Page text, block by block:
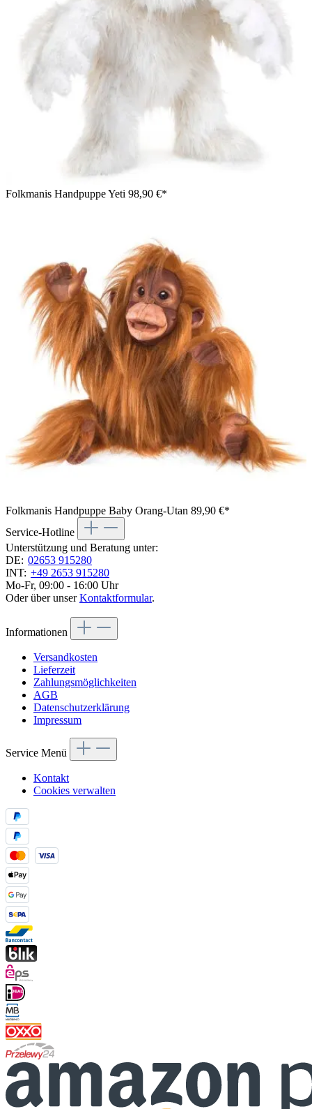
Folkmanis Handpuppe Yeti 98,90 €*
Folkmanis Handpuppe Baby Orang-Utan 89,90 €*
Service-Hotline
Unterstützung und Beratung unter:
DE: 02653 915280
INT: +49 2653 915280
Mo-Fr, 09:00 - 16:00 Uhr
Oder über unserKontaktformular.
Informationen
Versandkosten
Lieferzeit
Zahlungsmöglichkeiten
AGB
Datenschutzerklärung
Impressum
Service Menü
Kontakt
Cookies verwalten